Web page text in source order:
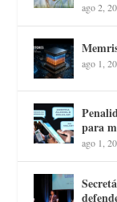
ago 2,
ago 1,
para
ago 1,